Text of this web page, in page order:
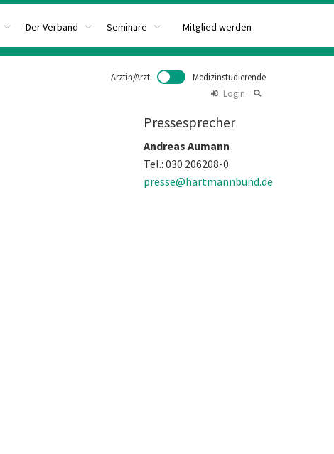
Der Verband Seminare Mitglied werden
Ärztin/Arzt
Medizinstudierende
Login
Pressesprecher
Andreas Aumann
Tel.: 030 206208-0
presse@hartmannbund.de